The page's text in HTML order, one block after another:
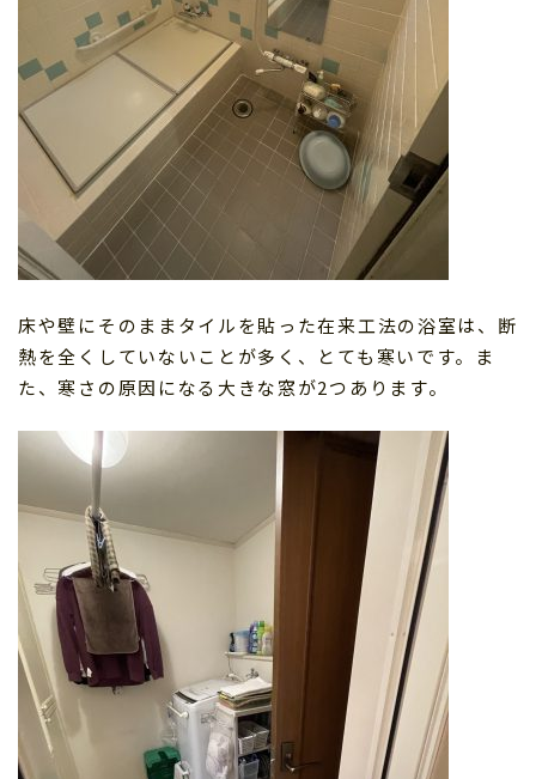
床や壁にそのままタイルを貼った在来工法の浴室は、断
熱を全くしていないことが多く、とても寒いです。ま
た、寒さの原因になる大きな窓が2つあります。